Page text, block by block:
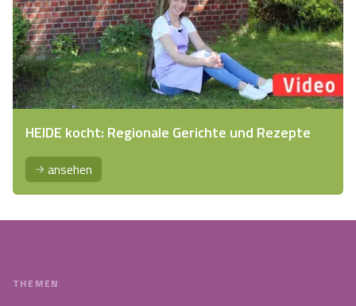
HEIDE kocht: Regionale Gerichte und Rezepte
ansehen
THEMEN